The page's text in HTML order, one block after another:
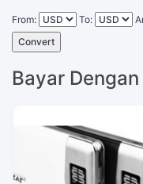
From: To:
Convert
Bayar